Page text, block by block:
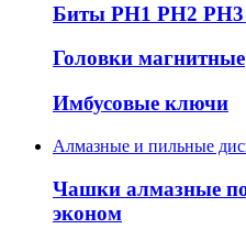
Биты PH1 PH2
Головки магнитные
Имбусовые ключи
Алмазные и пильные
Чашки алмазные
эконом